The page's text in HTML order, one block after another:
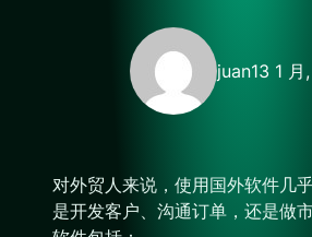
juan13 1
对外贸人来说，使用国外软件几
是开发客户、沟通订单，还是做